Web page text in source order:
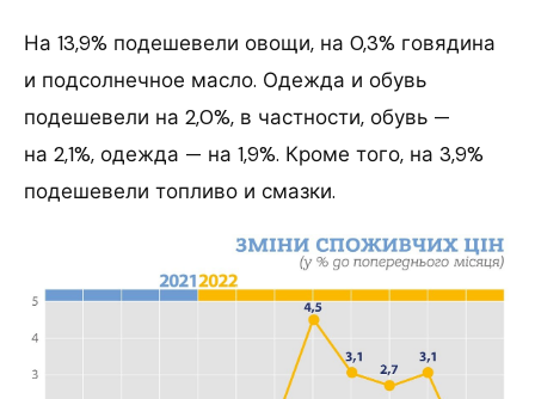
На 13,9% подешевели овощи, на 0,3% говядина
и подсолнечное масло. Одежда и обувь
подешевели на 2,0%, в частности, обувь —
на 2,1%, одежда — на 1,9%. Кроме того, на 3,9%
подешевели топливо и смазки.